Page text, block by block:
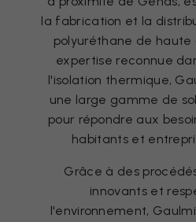
la fabrication et la
polyuréthane de haute
expertise reconnue
l'isolation thermique,
une large gamme de
pour répondre aux
habitants et
Grâce à des
innovants et
l'environnement,